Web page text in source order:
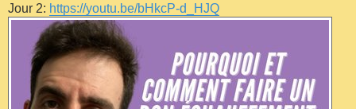
Jour 2: https://youtu.be/bHkcP-d_HJQ